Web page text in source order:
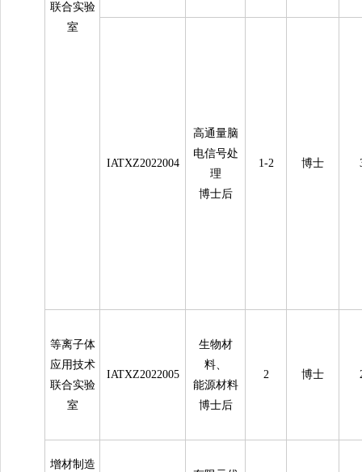
联合实验
室
IATXZ2022004
高通量脑
电信号处
理
博士后
1-2 博士
等离子体
应用技术
联合实验
室
IATXZ2022005
生物材
料、
能源材料
博士后
2 博士
增材制造